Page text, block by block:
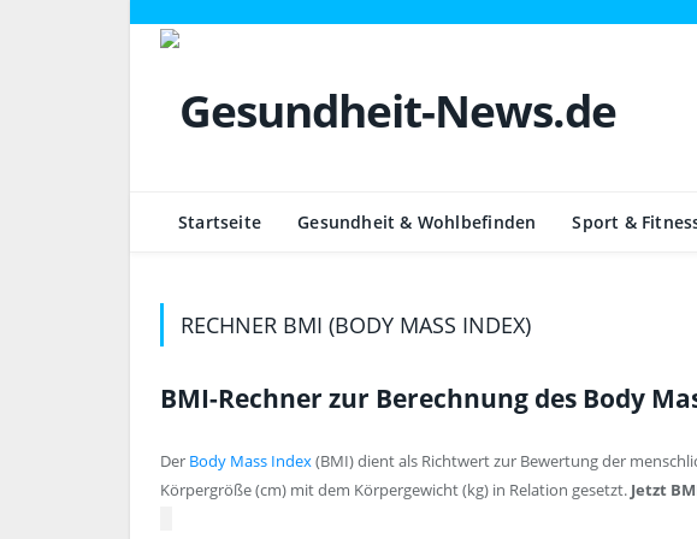
Startseite Gesundheit & Wohlbefinden Sport &
RECHNER BMI (BODY MASS INDEX)
BMI-Rechner zur Berechnung des Body
Der Body Mass Index(BMI) dient als Richtwert zur Bewertung der
Körpergröße (cm) mit dem Körpergewicht (kg) in Relation gesetzt. Jetzt